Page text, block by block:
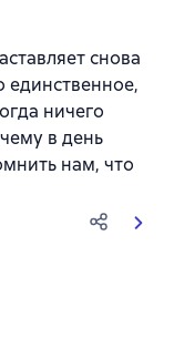
снова
единственное,
ничего
в день
нам, что